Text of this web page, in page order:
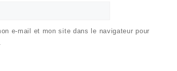
e-mail et mon site dans le navigateur pour